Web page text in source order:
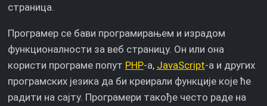
страница.
Програмер се бави програмирањем и израдом
функционалности за веб страницу. Он или она
користи програме попут PHP-а, JavaScript-а и других
програмских језика да би креирали функције које ће
радити на сајту. Програмери такође често раде на